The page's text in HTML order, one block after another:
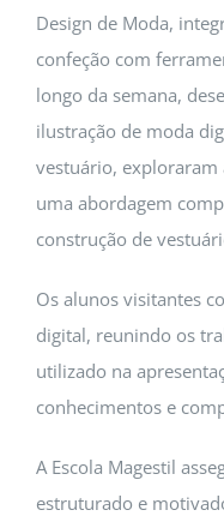
Design de Moda,
confeção com
longo da semana,
ilustração de moda
vestuário,
uma abordagem
construção de
Os alunos visitantes
digital, reunindo os
utilizado na
conhecimentos e
A Escola Magestil
estruturado e